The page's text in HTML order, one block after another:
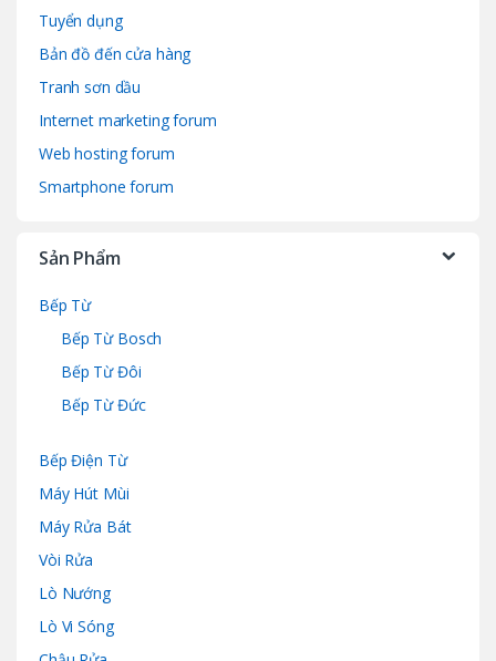
Tuyển dụng
Bản đồ đến cửa hàng
Tranh sơn dầu
Internet marketing forum
Web hosting forum
Smartphone forum
Sản Phẩm
Bếp Từ
Bếp Từ Bosch
Bếp Từ Đôi
Bếp Từ Đức
Bếp Điện Từ
Máy Hút Mùi
Máy Rửa Bát
Vòi Rửa
Lò Nướng
Lò Vi Sóng